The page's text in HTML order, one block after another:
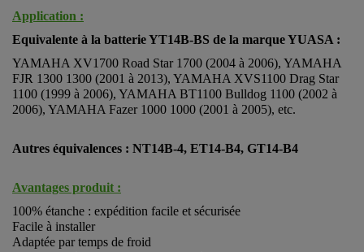
Application :
Equivalente à la batterie YT14B-BS de la marque YUASA :
YAMAHA XV1700 Road Star 1700 (2004 à 2006), YAMAHA
FJR 1300 1300 (2001 à 2013), YAMAHA XVS1100 Drag Star
1100 (1999 à 2006), YAMAHA BT1100 Bulldog 1100 (2002 à
2006), YAMAHA Fazer 1000 1000 (2001 à 2005), etc.
Autres équivalences : NT14B-4, ET14-B4, GT14-B4
Avantages produit :
100% étanche : expédition facile et sécurisée
Facile à installer
Adaptée par temps de froid